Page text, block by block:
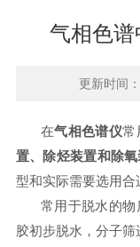
气相色
更新时间
在气相色谱仪常
置、除烃装置和除
型和实际需要选用合
常用于脱水的
胶初步脱水，分子筛